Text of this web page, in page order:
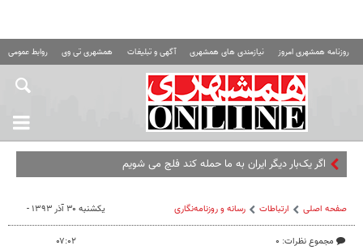
روزنامه همشهری امروز نیازمندی های همشهری آگهی و تبلیغات همشهری تی وی روابط عمومی
اگر یک‌بار دیگر ایران به ما حمله کند فلج می شویم
صفحه اصلی ارتباطات رسانه و روزنامه‌نگاری
مجموع نظرات: ۰
یکشنبه ۳۰ آذر ۱۳۹۳ -
۰۷:۰۲